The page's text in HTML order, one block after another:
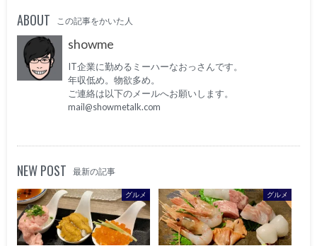
ABOUT この記事をかいた人
showme
IT企業に勤めるミーハーなおっさんです。
年収低め。物欲多め。
ご連絡は以下のメールへお願いします。
mail@showmetalk.com
NEW POST 最新の記事
グルメ グルメ